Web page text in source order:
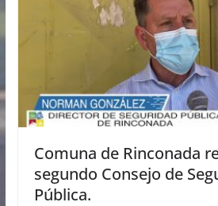
Comuna de Rinconada
segundo Consejo de
Pública.